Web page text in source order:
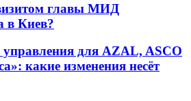
главы МИД
в Киев?
для AZAL, ASCO
какие изменения несёт